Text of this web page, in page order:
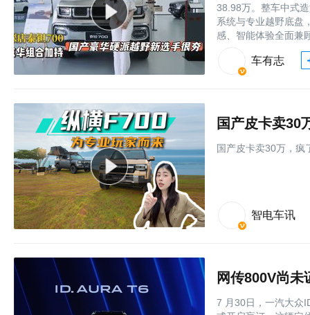
38.98万。整车中式
系统与专业越野底盘
感、智能体验全面兼
车有志
国产皮卡卖30
国产皮卡卖30万，疯
智电车讯
网传800V尚
7 月30日，一汽大众